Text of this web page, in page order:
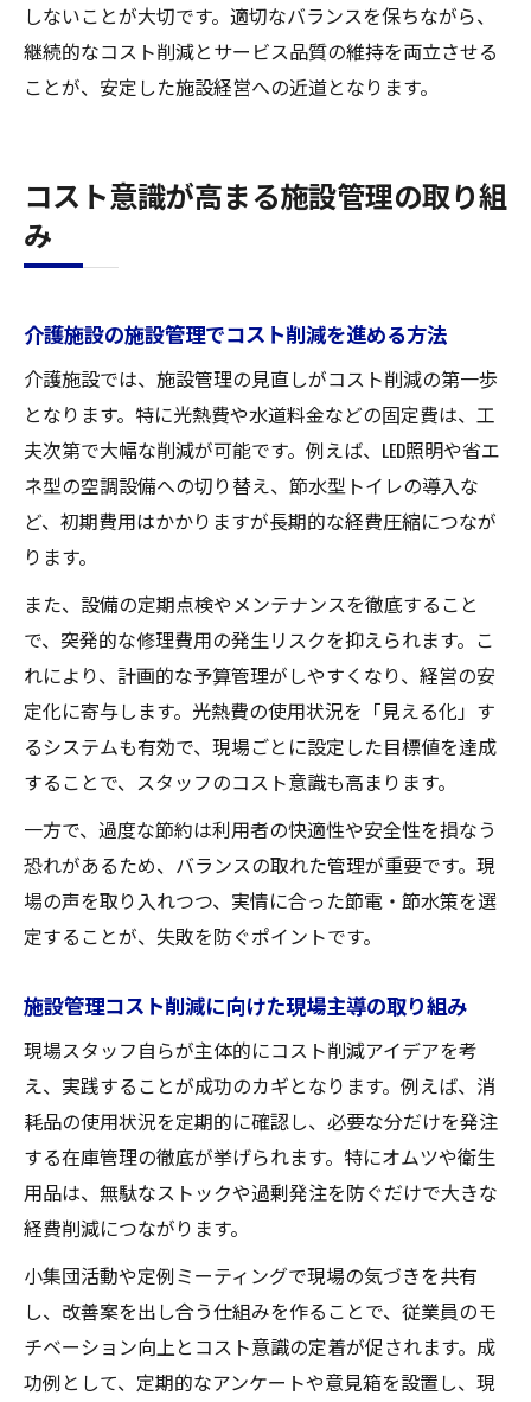
しないことが大切です。適切なバランスを保ちながら、
継続的なコスト削減とサービス品質の維持を両立させる
ことが、安定した施設経営への近道となります。
コスト意識が高まる施設管理の取り組
み
介護施設の施設管理でコスト削減を進める方法
介護施設では、施設管理の見直しがコスト削減の第一歩
となります。特に光熱費や水道料金などの固定費は、工
夫次第で大幅な削減が可能です。例えば、LED照明や省エ
ネ型の空調設備への切り替え、節水型トイレの導入な
ど、初期費用はかかりますが長期的な経費圧縮につなが
ります。
また、設備の定期点検やメンテナンスを徹底すること
で、突発的な修理費用の発生リスクを抑えられます。こ
れにより、計画的な予算管理がしやすくなり、経営の安
定化に寄与します。光熱費の使用状況を「見える化」す
るシステムも有効で、現場ごとに設定した目標値を達成
することで、スタッフのコスト意識も高まります。
一方で、過度な節約は利用者の快適性や安全性を損なう
恐れがあるため、バランスの取れた管理が重要です。現
場の声を取り入れつつ、実情に合った節電・節水策を選
定することが、失敗を防ぐポイントです。
施設管理コスト削減に向けた現場主導の取り組み
現場スタッフ自らが主体的にコスト削減アイデアを考
え、実践することが成功のカギとなります。例えば、消
耗品の使用状況を定期的に確認し、必要な分だけを発注
する在庫管理の徹底が挙げられます。特にオムツや衛生
用品は、無駄なストックや過剰発注を防ぐだけで大きな
経費削減につながります。
小集団活動や定例ミーティングで現場の気づきを共有
し、改善案を出し合う仕組みを作ることで、従業員のモ
チベーション向上とコスト意識の定着が促されます。成
功例として、定期的なアンケートや意見箱を設置し、現